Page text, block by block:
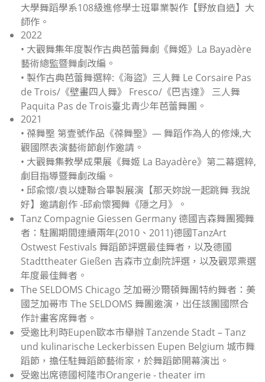
大學舞蹈學系108級進修學士班畢業製作【野放自造】大
師作。
2022
• 大觀舞集年度製作古典芭蕾舞劇《舞姬》La Bayadère
藝術總監暨舞劇改編。
• 製作古典芭蕾舞選粹:《海盜》三人舞 Le Corsaire Pas
de Trois/《壁畫四人舞》 Fresco/《巴吉達》 三人舞
Paquita Pas de Trois臺北青少年芭蕾舞團。
2021
• 葆舞壂 第壹號作品《葆舞壂》— 舞蹈作為人的修煉,大
觀國際表演藝術節創作邀請。
• 大觀舞集教學成果展《舞姬 La Bayadère》第二幕選粹,
劇目指導暨舞劇改編。
• 邱兪懷/袁以婕聯合畢製展演【那天妳說一起跳舞 我說
好】邀請創作 -邱俞懷獨舞《隱之月》。
Tanz Compagnie Giessen Germany 德國吉森舞團獨舞
者：駐團期間連續兩年(2010、2011)德國TanzArt
Ostwest Festivals 舞蹈節評選最佳舞者，以及德國
Stadttheater Gießen 吉森市立劇院評選，以及觀眾票選
年度最佳舞者。
The SELDOMS Chicago 芝加哥沙爾頓舞團特約舞者：美
國芝加哥市 The SELDOMS 舞團邀演，出任該團國際合
作計畫客席舞者。
受邀比利時Eupen歐本市舉辦 Tanzende Stadt – Tanz
und kulinarische Leckerbissen Eupen Belgium 城市舞
蹈節，擔任駐舞蹈節藝術家，於舞蹈節開幕演出。
受邀出席德國柯隆市Orangerie - theater im